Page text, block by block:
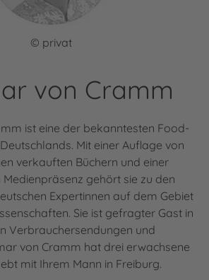
© privat
von Cramm
ist eine der bekanntesten Food-
Mit einer Auflage von
verkauften Büchern und einer
gehört sie zu den
Expertinnen auf dem Gebiet
Sie ist gefragter Gast in
Verbrauchersendungen und
von Cramm hat drei erwachsene
mit Ihrem Mann in Freiburg.